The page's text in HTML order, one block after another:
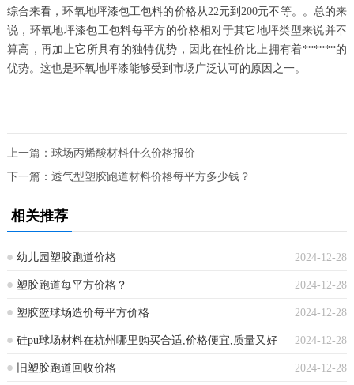
综合来看，环氧地坪漆包工包料的价格从22元到200元不等。。总的来
说，环氧地坪漆包工包料每平方的价格相对于其它地坪类型来说并不
算高，再加上它所具有的独特优势，因此在性价比上拥有着******的
优势。这也是环氧地坪漆能够受到市场广泛认可的原因之一。
上一篇： 球场丙烯酸材料什么价格报价
下一篇： 透气型塑胶跑道材料价格每平方多少钱？
相关推荐
2024-12-28
幼儿园塑胶跑道价格
2024-12-28
塑胶跑道每平方价格？
2024-12-28
塑胶篮球场造价每平方价格
2024-12-28
硅pu球场材料在杭州哪里购买合适,价格便宜,质量又好
2024-12-28
旧塑胶跑道回收价格